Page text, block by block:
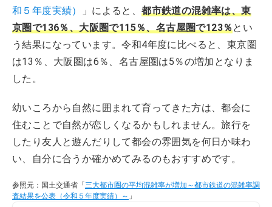
和５年度実績）
」によると、都市鉄道の混雑率は、東
京圏で136％、大阪圏で115％、名古屋圏で123％ とい
う結果になっています。令和4年度に比べると、東京圏
は13％、大阪圏は6％、名古屋圏は5％の増加となりま
した。
幼いころから自然に囲まれて育ってきた方は、都会に
住むことで自然が恋しくなるかもしれません。旅行を
したり友人と遊んだりして都会の雰囲気を何日か味わ
い、自分に合うか確かめてみるのもおすすめです。
参照元：国土交通省「三大都市圏の平均混雑率が増加～都市鉄道の混雑率調
査結果を公表（令和５年度実績）～ 」